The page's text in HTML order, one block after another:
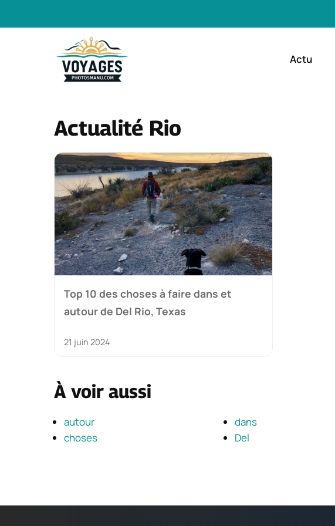
Actu
Actualité Rio
Top 10 des choses à faire dans et
autour de Del Rio, Texas
21 juin 2024
À voir aussi
autour
choses
dans
Del